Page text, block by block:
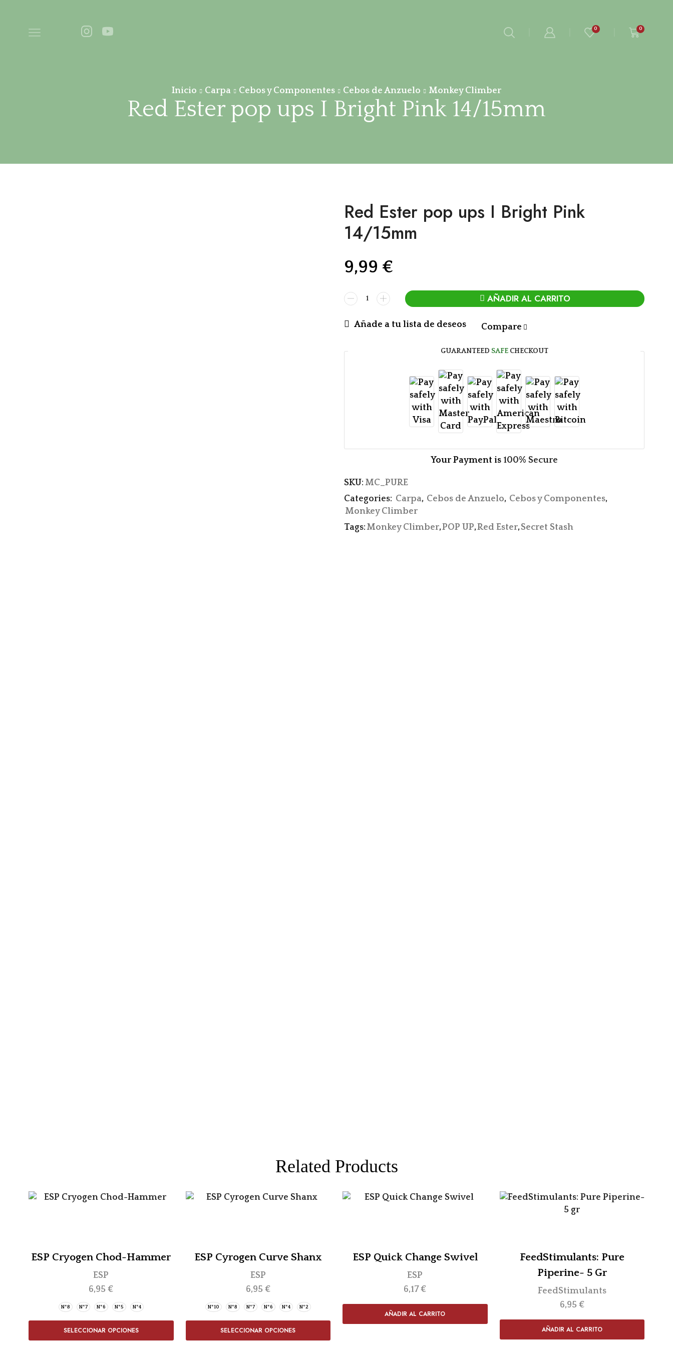
0 0
Inicio Carpa Cebos y Componentes Cebos de Anzuelo Monkey Climber
Red Ester pop ups I Bright Pink 14/15mm
Red Ester pop ups I Bright Pink
14/15mm
9,99 €
AÑADIR AL CARRITO
Añade a tu lista de deseos Compare
GUARANTEED SAFECHECKOUT
Your Payment is 100% Secure
SKU: MC_PURE
Categories: Carpa, Cebos de Anzuelo, Cebos y Componentes,
Monkey Climber
Tags:Monkey Climber,POP UP,Red Ester,Secret Stash
Related Products
ESP Cryogen Chod-Hammer
ESP
6,95€
Nº8 Nº7 Nº6 Nº5 Nº4
SELECCIONAR OPCIONES
ESP Cyrogen Curve Shanx
ESP
6,95 €
Nº10 Nº8 Nº7 Nº6 Nº4 Nº2
SELECCIONAR OPCIONES
ESP Quick Change Swivel
ESP
6,17€
AÑADIR AL CARRITO
FeedStimulants: Pure
Piperine- 5 Gr
FeedStimulants
6,95 €
AÑADIR AL CARRITO